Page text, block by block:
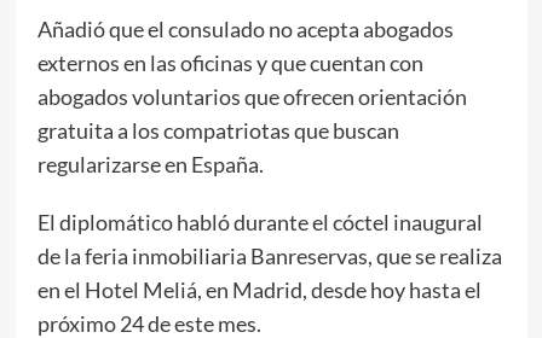
Añadió que el consulado no acepta abogados
externos en las oficinas y que cuentan con
abogados voluntarios que ofrecen orientación
gratuita a los compatriotas que buscan
regularizarse en España.
El diplomático habló durante el cóctel inaugural
de la feria inmobiliaria Banreservas, que se realiza
en el Hotel Meliá, en Madrid, desde hoy hasta el
próximo 24 de este mes.